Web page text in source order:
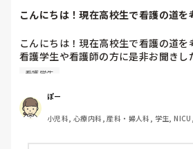
べきでしょうか。アドバイス頂きたい
します。
看護師になって勉強量が増えるという
それに、自分の知り合いですが3ヶ月だ
やめて、今はクリニックの外来でゆっく
ている人もいます。お給料は悪くあり
時とほぼ一緒です。夜勤もありませんし
こういう道もありますよ。絶対病院で
がないという訳では無いです。
むしろ、実習で嫌な思いをもし実習先
こんにちは！現在高校生で看護の道を
こんにちは！現在高校生で看護の道を
看護学生や看護師の方に是非お聞きし
になって後悔していたりやめとけばよ
色々と将来に不安が多く是非教えて頂
看護学生
ぽー
小児科, 心療内科, 産科・婦人科, 学生,